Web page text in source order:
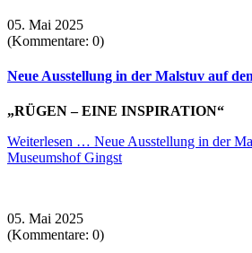
05. Mai 2025
(Kommentare: 0)
Neue Ausstellung in der Malstuv auf
„RÜGEN – EINE INSPIRATION“
Weiterlesen … Neue Ausstellung in der
Museumshof Gingst
05. Mai 2025
(Kommentare: 0)